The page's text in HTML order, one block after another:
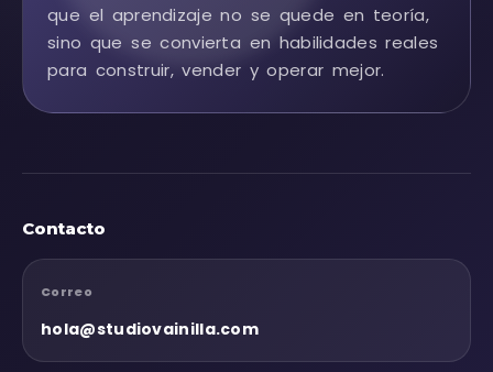
que el aprendizaje no se quede en teoría,
sino que se convierta en habilidades reales
para construir, vender y operar mejor.
Contacto
Correo
hola@studiovainilla.com